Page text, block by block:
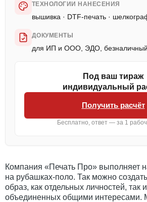
ТЕХНОЛОГИИ НАНЕСЕНИЯ
вышивка · DTF-печать ·
ДОКУМЕНТЫ
для ИП и ООО, ЭДО, безналичный
Под ваш тираж
индивидуальный
Получить расчёт
Бесплатно, ответ — за 1
Компания «Печать Про» выполняет
на рубашках-поло. Так можно
образ, как отдельных личностей, так
объединенных общими интересами.